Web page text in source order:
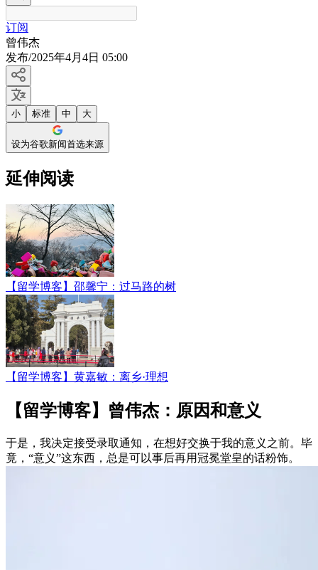
订阅
曾伟杰
发布/2025年4月4日 05:00
小 标准 中 大
设为谷歌新闻首选来源
延伸阅读
【留学博客】邵馨宁：过马路的树
【留学博客】黄嘉敏：离乡·理想
【留学博客】曾伟杰：原因和意义
于是，我决定接受录取通知，在想好交换于我的意义之前。毕
竟，“意义”这东西，总是可以事后再用冠冕堂皇的话粉饰。